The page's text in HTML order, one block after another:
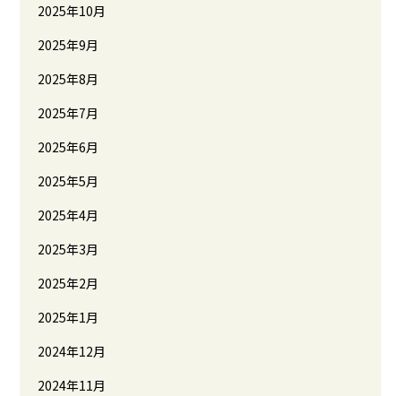
2025年10月
2025年9月
2025年8月
2025年7月
2025年6月
2025年5月
2025年4月
2025年3月
2025年2月
2025年1月
2024年12月
2024年11月